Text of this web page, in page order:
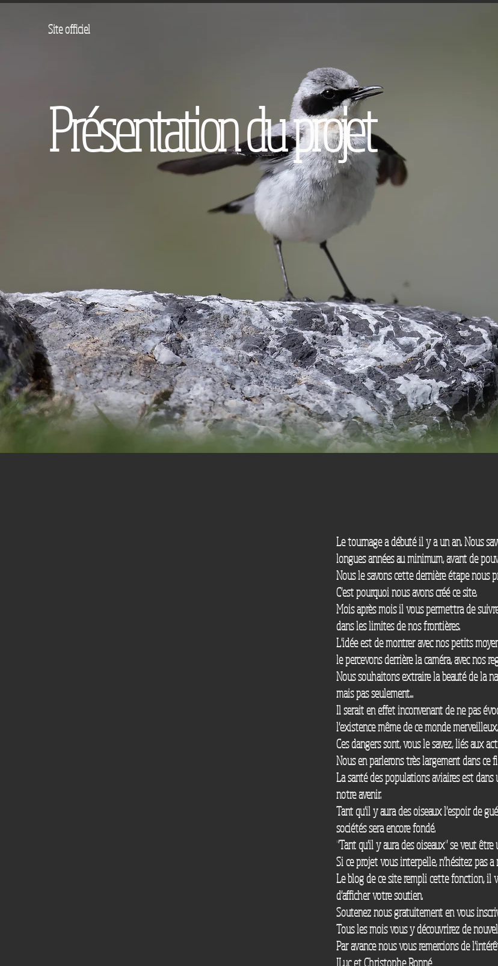
Site officiel
Présentation du projet
Le tournage a débuté il y a un an. Nous
longues années au minimum, avant de
Nous le savons cette dernière étape nous
C'est pourquoi nous avons créé ce site.
Mois après mois il vous permettra de
dans les limites de nos frontières.
L'idée est de montrer avec nos petits
le percevons derrière la caméra, avec nos
Nous souhaitons extraire la beauté de la
mais pas seulement...
Il serait en effet inconvenant de ne pas
l'existence même de ce monde merveilleux.
Ces dangers sont, vous le savez, liés aux
Nous en parlerons très largement dans ce
La santé des populations aviaires est
notre avenir.
Tant qu'il y aura des oiseaux l'espoir de
sociétés sera encore fondé.
"Tant qu'il y aura des oiseaux" se veut
Si ce projet vous interpelle, n'hésitez pas a
Le blog de ce site rempli cette fonction, il
d'afficher votre soutien.
Soutenez nous gratuitement en vous
Tous les mois vous y découvrirez de
Par avance nous vous remercions de
JLuc et Christophe Ronné